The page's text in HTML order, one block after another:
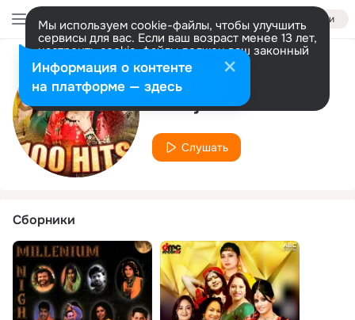
Войти
Мы используем cookie-файлы, чтобы улучшить
сервисы для вас. Если ваш возраст менее 13 лет,
настроить cookie-файлы должен ваш законный
представитель. Больше информации
Разрешить все Настроить
Исполнитель
Sarbjit Kaur
Слушать
Сборники
Информация о контенте
на платформе — здесь